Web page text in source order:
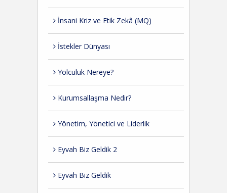
İnsani Kriz ve Etik Zekâ (MQ)
İstekler Dünyası
Yolculuk Nereye?
Kurumsallaşma Nedir?
Yönetim, Yönetici ve Liderlik
Eyvah Biz Geldik 2
Eyvah Biz Geldik